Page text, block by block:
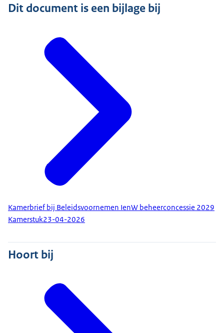
Dit document is een bijlage bij
Kamerbrief bij Beleidsvoornemen IenW beheerconcessie 2029
Kamerstuk23-04-2026
Hoort bij